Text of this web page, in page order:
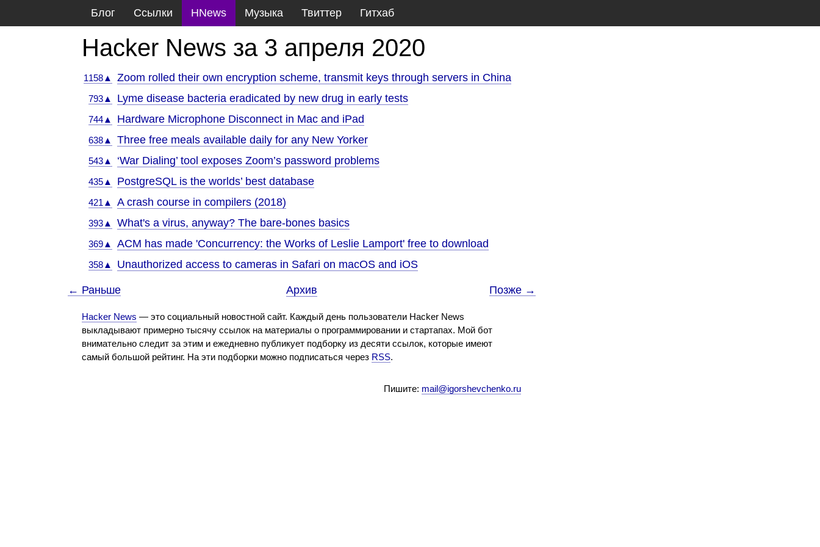
Блог Ссылки HNews Музыка Твиттер Гитхаб
Hacker News за 3 апреля 2020
1158▲ Zoom rolled their own encryption scheme, transmit keys through servers in China
793▲ Lyme disease bacteria eradicated by new drug in early tests
744▲ Hardware Microphone Disconnect in Mac and iPad
638▲ Three free meals available daily for any New Yorker
543▲ ‘War Dialing’ tool exposes Zoom’s password problems
435▲ PostgreSQL is the worlds’ best database
421▲ A crash course in compilers (2018)
393▲ What's a virus, anyway? The bare-bones basics
369▲ ACM has made 'Concurrency: the Works of Leslie Lamport' free to download
358▲ Unauthorized access to cameras in Safari on macOS and iOS
← Раньше Архив Позже →
Hacker News — это социальный новостной сайт. Каждый день пользователи Hacker News
выкладывают примерно тысячу ссылок на материалы о программировании и стартапах. Мой бот
внимательно следит за этим и ежедневно публикует подборку из десяти ссылок, которые имеют
самый большой рейтинг. На эти подборки можно подписаться через RSS.
Пишите: mail@igorshevchenko.ru